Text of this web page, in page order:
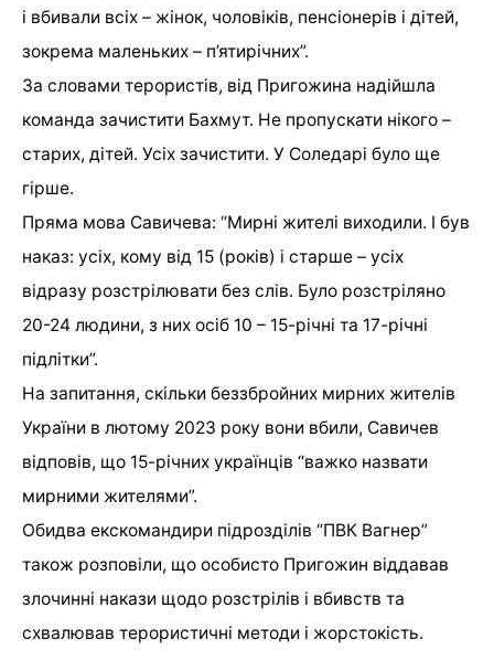
і вбивали всіх – жінок, чоловіків, пенсіонерів і дітей,
зокрема маленьких – п’ятирічних”.
За словами терористів, від Пригожина надійшла
команда зачистити Бахмут. Не пропускати нікого –
старих, дітей. Усіх зачистити. У Соледарі було ще
гірше.
Пряма мова Савичева: “Мирні жителі виходили. І був
наказ: усіх, кому від 15 (років) і старше – усіх
відразу розстрілювати без слів. Було розстріляно
20-24 людини, з них осіб 10 – 15-річні та 17-річні
підлітки”.
На запитання, скільки беззбройних мирних жителів
України в лютому 2023 року вони вбили, Савичев
відповів, що 15-річних українців “важко назвати
мирними жителями”.
Обидва екскомандири підрозділів “ПВК Вагнер”
також розповіли, що особисто Пригожин віддавав
злочинні накази щодо розстрілів і вбивств та
схвалював терористичні методи і жорстокість.